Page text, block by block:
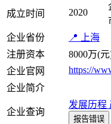
成立时间 2020
企业省份
📍 上海
注册资本
8000万(
企业官网
https://
企业简介
企业查询
发展历程
报告错误